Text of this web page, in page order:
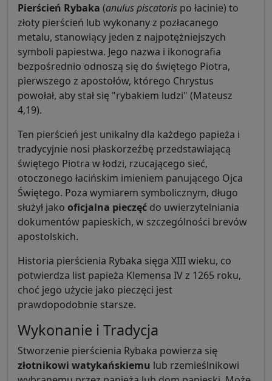
Pierścień Rybaka (anulus piscatoris po łacinie) to
złoty pierścień lub wykonany z pozłacanego
metalu, stanowiący jeden z najpotężniejszych
symboli papiestwa. Jego nazwa i ikonografia
bezpośrednio odnoszą się do świętego Piotra,
pierwszego z apostołów, którego Chrystus
powołał, aby stał się "rybakiem ludzi" (Mateusz
4,19).
Ten pierścień jest unikalny dla każdego papieża i
tradycyjnie nosi płaskorzeźbę przedstawiającą
świętego Piotra w łodzi, rzucającego sieć,
otoczonego łacińskim imieniem panującego Ojca
Świętego. Poza wymiarem symbolicznym, długo
służył jako oficjalna pieczęć do uwierzytelniania
dokumentów papieskich, w szczególności brevów
apostolskich.
Historia pierścienia Rybaka sięga XIII wieku, co
potwierdza list papieża Klemensa IV z 1265 roku,
choć jego użycie jako pieczęci jest
prawdopodobnie starsze.
Wykonanie i Tradycja
Stworzenie pierścienia Rybaka powierza się
złotnikowi watykańskiemu lub rzemieślnikowi